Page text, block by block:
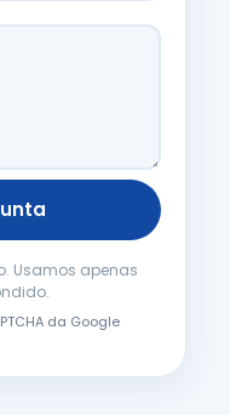
Usamos apenas
da Google